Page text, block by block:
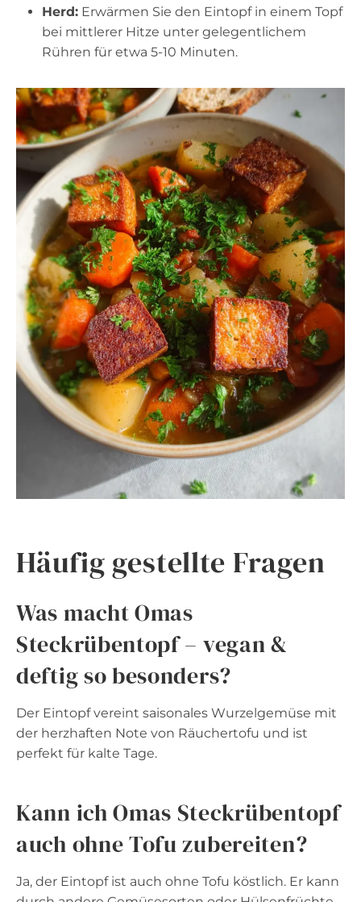
Herd: Erwärmen Sie den Eintopf in einem Topf
bei mittlerer Hitze unter gelegentlichem
Rühren für etwa 5-10 Minuten.
Häufig gestellte Fragen
Was macht Omas
Steckrübentopf – vegan &
deftig so besonders?
Der Eintopf vereint saisonales Wurzelgemüse mit
der herzhaften Note von Räuchertofu und ist
perfekt für kalte Tage.
Kann ich Omas Steckrübentopf
auch ohne Tofu zubereiten?
Ja, der Eintopf ist auch ohne Tofu köstlich. Er kann